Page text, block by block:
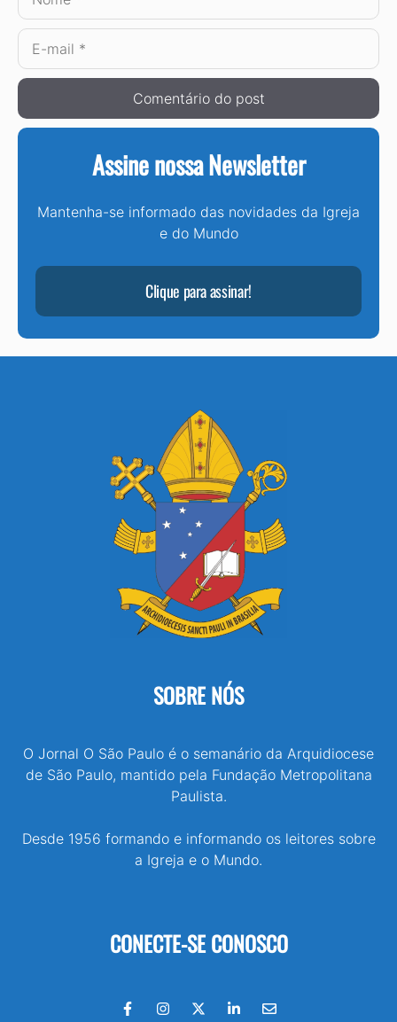
E-
mail
Assine nossa Newsletter
Mantenha-se informado das novidades da Igreja
e do Mundo
Clique para assinar!
SOBRE NÓS
O Jornal O São Paulo é o semanário da Arquidiocese
de São Paulo, mantido pela Fundação Metropolitana
Paulista.
Desde 1956 formando e informando os leitores sobre
a Igreja e o Mundo.
CONECTE-SE CONOSCO